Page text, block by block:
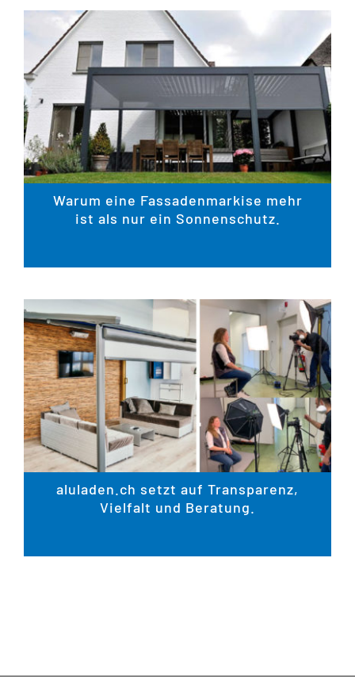
Warum eine Fassadenmarkise mehr
ist als nur ein Sonnenschutz.
aluladen.ch setzt auf Transparenz,
Vielfalt und Beratung.